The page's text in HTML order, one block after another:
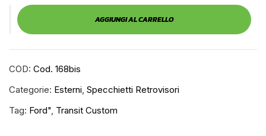
AGGIUNGI AL CARRELLO
COD: Cod. 168bis
Categorie: Esterni, Specchietti Retrovisori
Tag: Ford", Transit Custom